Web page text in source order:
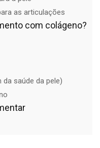
as articulações
com colágeno?
saúde da pele)